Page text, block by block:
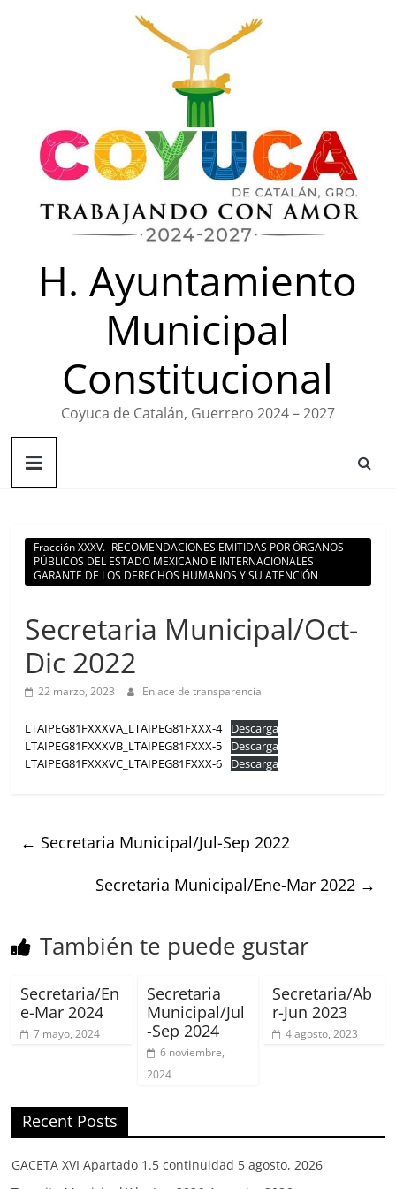
H. Ayuntamiento
Municipal
Constitucional
Coyuca de Catalán, Guerrero 2024 – 2027
Fracción XXXV.- RECOMENDACIONES EMITIDAS POR ÓRGANOS
PÚBLICOS DEL ESTADO MEXICANO E INTERNACIONALES
GARANTE DE LOS DERECHOS HUMANOS Y SU ATENCIÓN
Secretaria Municipal/Oct-
Dic 2022
22 marzo, 2023 Enlace de transparencia
LTAIPEG81FXXXVA_LTAIPEG81FXXX-4 Descarga
LTAIPEG81FXXXVB_LTAIPEG81FXXX-5
Descarga
LTAIPEG81FXXXVC_LTAIPEG81FXXX-6
Descarga
← Secretaria Municipal/Jul-Sep 2022
Secretaria Municipal/Ene-Mar 2022 →
También te puede gustar
Secretaria/En
e-Mar 2024
7 mayo, 2024
Secretaria
Municipal/Jul
-Sep 2024
6 noviembre,
2024
Secretaria/Ab
r-Jun 2023
4 agosto, 2023
Recent Posts
GACETA XVI Apartado 1.5 continuidad 5 agosto, 2026